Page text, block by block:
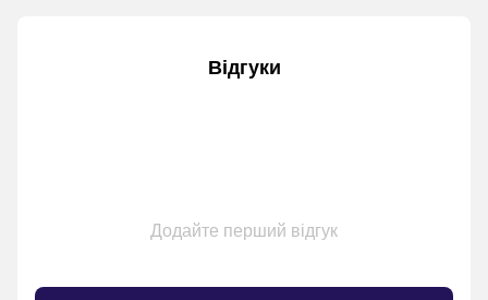
Відгуки
Додайте перший відгук